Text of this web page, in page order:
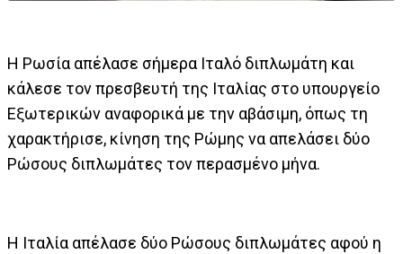
Η Ρωσία απέλασε σήμερα Ιταλό διπλωμάτη και
κάλεσε τον πρεσβευτή της Ιταλίας στο υπουργείο
Εξωτερικών αναφορικά με την αβάσιμη, όπως τη
χαρακτήρισε, κίνηση της Ρώμης να απελάσει δύο
Ρώσους διπλωμάτες τον περασμένο μήνα.
Η Ιταλία απέλασε δύο Ρώσους διπλωμάτες αφού η